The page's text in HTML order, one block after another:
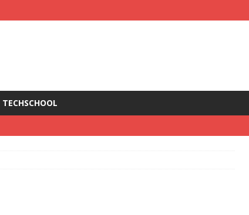
TECHSCHOOL